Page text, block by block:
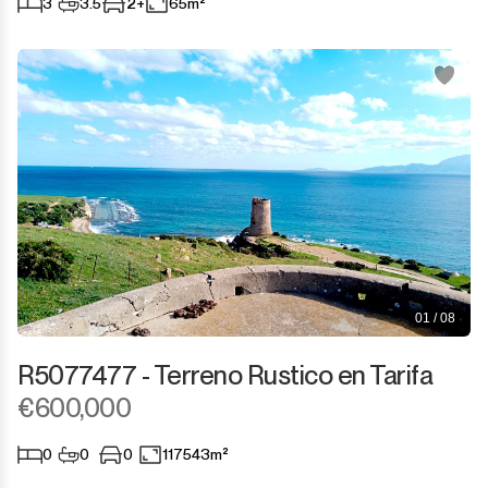
San Pedro de Alcántara
San Roque
San Roque Club
Selwo
Sotogrande
Sotogrande Costa
Sotogrande Marina
01 / 08
R5077477 - Terreno Rustico en Tarifa
€600,000
0 0 0 117543m²